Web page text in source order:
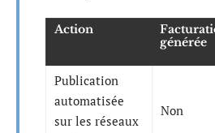
Action
générée
Publication
automatisée
sur les réseaux
Non